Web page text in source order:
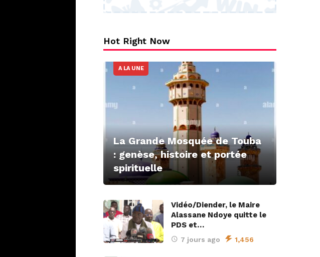
Hot Right Now
A LA UNE
La Grande Mosquée de Touba
: genèse, histoire et portée
spirituelle
Vidéo/Diender, le Maire
Alassane Ndoye quitte le
PDS et…
7 jours ago 1,456